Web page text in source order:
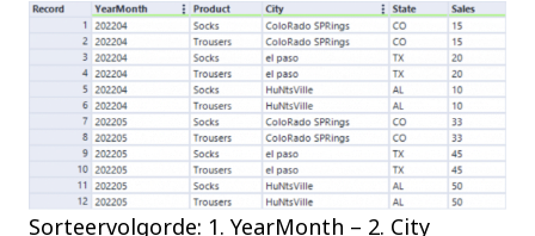
Sorteervolgorde: 1. YearMonth – 2. City